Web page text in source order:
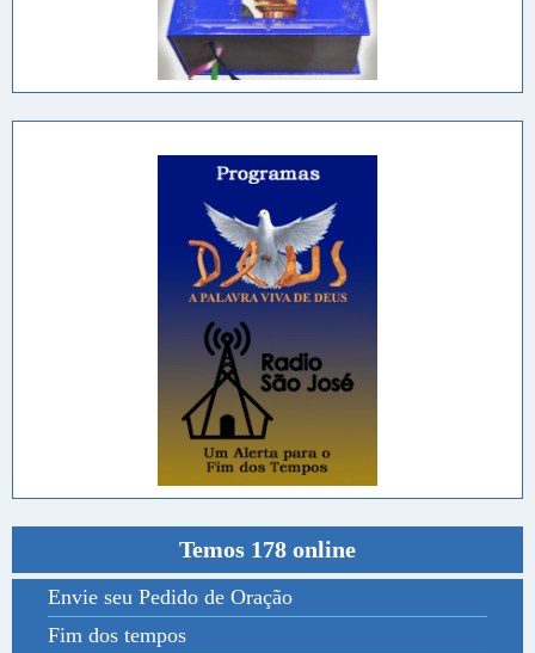
Temos 178 online
Envie seu Pedido de Oração
Fim dos tempos